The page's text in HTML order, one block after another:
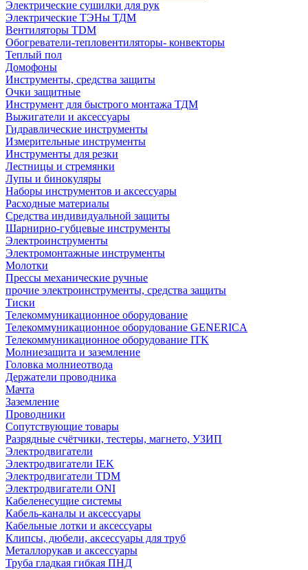
Электрические сушилки для рук
Электрические ТЭНы ТДМ
Вентиляторы TDM
Обогреватели-тепловентиляторы- конвекторы
Теплый пол
Домофоны
Инструменты, средства защиты
Очки защитные
Инструмент для быстрого монтажа ТДМ
Выжигатели и аксессуары
Гидравлические инструменты
Измерительные инструменты
Инструменты для резки
Лестницы и стремянки
Лупы и бинокуляры
Наборы инструментов и аксессуары
Расходные материалы
Средства индивидуальной защиты
Шарнирно-губцевые инструменты
Электроинструменты
Электромонтажные инструменты
Молотки
Прессы механические ручные
прочие электроинструменты, средства защиты
Тиски
Телекоммуникационное оборудование
Телекоммуникационное оборудование GENERICA
Телекоммуникационное оборудование ITK
Молниезащита и заземление
Головка молниеотвода
Держатели проводника
Мачта
Заземление
Проводники
Сопутствующие товары
Разрядные счётчики, тестеры, магнето, УЗИП
Электродвигатели
Электродвигатели IEK
Электродвигатели TDM
Электродвигатели ONI
Кабеленесущие системы
Кабель-каналы и аксессуары
Кабельные лотки и аксессуары
Клипсы, дюбели, аксессуары для труб
Металлорукав и аксессуары
Труба гладкая гибкая ПНД